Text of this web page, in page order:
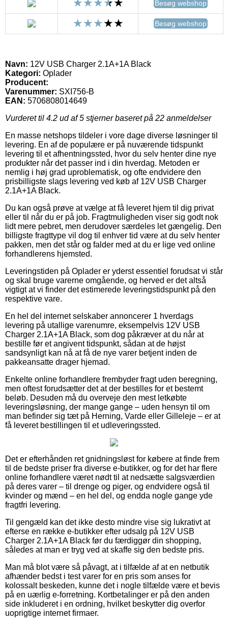
Besøg webshop
Besøg webshop
Navn: 12V USB Charger 2.1A+1A Black
Kategori: Oplader
Producent:
Varenummer: SXI756-B
EAN: 5706808014649
Vurderet til 4.2 ud af 5 stjerner baseret på 22 anmeldelser
En masse netshops tildeler i vore dage diverse løsninger til
levering. En af de populære er på nuværende tidspunkt
levering til et afhentningssted, hvor du selv henter dine nye
produkter når det passer ind i din hverdag. Metoden er
nemlig i høj grad uproblematisk, og ofte endvidere den
prisbilligste slags levering ved køb af 12V USB Charger
2.1A+1A Black.
Du kan også prøve at vælge at få leveret hjem til dig privat
eller til når du er på job. Fragtmuligheden viser sig godt nok
lidt mere pebret, men derudover særdeles let gængelig. Den
billigste fragttype vil dog til enhver tid være at du selv henter
pakken, men det står og falder med at du er lige ved online
forhandlerens hjemsted.
Leveringstiden på Oplader er yderst essentiel forudsat vi står
og skal bruge varerne omgående, og herved er det altså
vigtigt at vi finder det estimerede leveringstidspunkt på den
respektive vare.
En hel del internet selskaber annoncerer 1 hverdags
levering på utallige varenumre, eksempelvis 12V USB
Charger 2.1A+1A Black, som dog påkræver at du når at
bestille før et angivent tidspunkt, sådan at de højst
sandsynligt kan nå at få de nye varer betjent inden de
pakkeansatte drager hjemad.
Enkelte online forhandlere frembyder fragt uden beregning,
men oftest forudsætter det at der bestilles for et bestemt
beløb. Desuden må du overveje den mest letkøbte
leveringsløsning, der mange gange – uden hensyn til om
man befinder sig tæt på Herning, Varde eller Gilleleje – er at
få leveret bestillingen til et udleveringssted.
Det er efterhånden ret gnidningsløst for købere at finde frem
til de bedste priser fra diverse e-butikker, og for det har flere
online forhandlere været nødt til at nedsætte salgsværdien
på deres varer – til drenge og piger, og endvidere også til
kvinder og mænd – en hel del, og endda nogle gange yde
fragtfri levering.
Til gengæld kan det ikke desto mindre vise sig lukrativt at
efterse en række e-butikker efter udsalg på 12V USB
Charger 2.1A+1A Black før du færdiggør din shopping,
således at man er tryg ved at skaffe sig den bedste pris.
Man må blot være så påvagt, at i tilfælde af at en netbutik
afhænder bedst i test varer for en pris som anses for
kolossalt beskeden, kunne det i nogle tilfælde være et bevis
på en uærlig e-forretning. Kortbetalinger er på den anden
side inkluderet i en ordning, hvilket beskytter dig overfor
uoprigtige internet firmaer.